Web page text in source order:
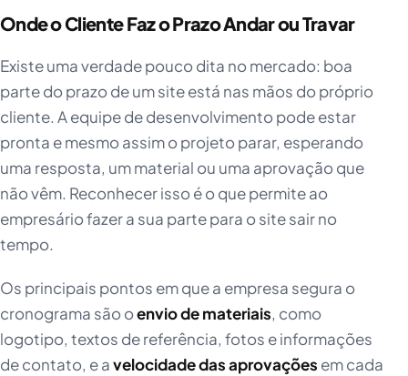
Onde o Cliente Faz o Prazo Andar ou Travar
Existe uma verdade pouco dita no mercado: boa
parte do prazo de um site está nas mãos do próprio
cliente. A equipe de desenvolvimento pode estar
pronta e mesmo assim o projeto parar, esperando
uma resposta, um material ou uma aprovação que
não vêm. Reconhecer isso é o que permite ao
empresário fazer a sua parte para o site sair no
tempo.
Os principais pontos em que a empresa segura o
cronograma são oenvio de materiais, como
logotipo, textos de referência, fotos e informações
de contato, e avelocidade das aprovações em cada